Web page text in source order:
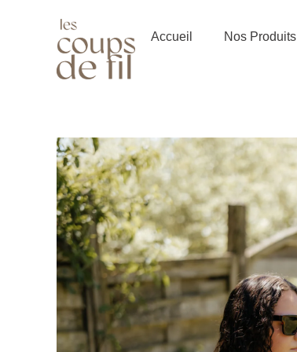
Accueil Nos Produits